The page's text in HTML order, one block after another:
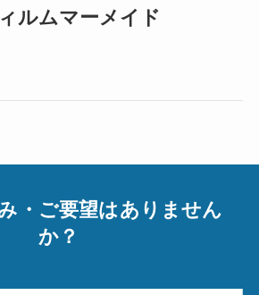
ルムマーメイド
・ご要望はありません
か？